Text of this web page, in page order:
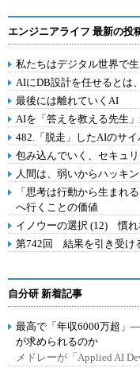
エンジニアライフ 最新の投
私たちはデジタル世界で
AIにDB設計を任せるとは
最後には離れていくAI
AIを「答えを教える先生
482.「脱走」したAIのサ
包み込んでいく、セキュリ
人間は、弱いからハッキ
「思考は行動から生まれ
へ行くことの価値
イノウーの選択 (12) 慣れ
第742回 結果を引き受け
自分研 新着記事
最高で「年収6000万超
が求められるのか
メドレーが「Applied AI